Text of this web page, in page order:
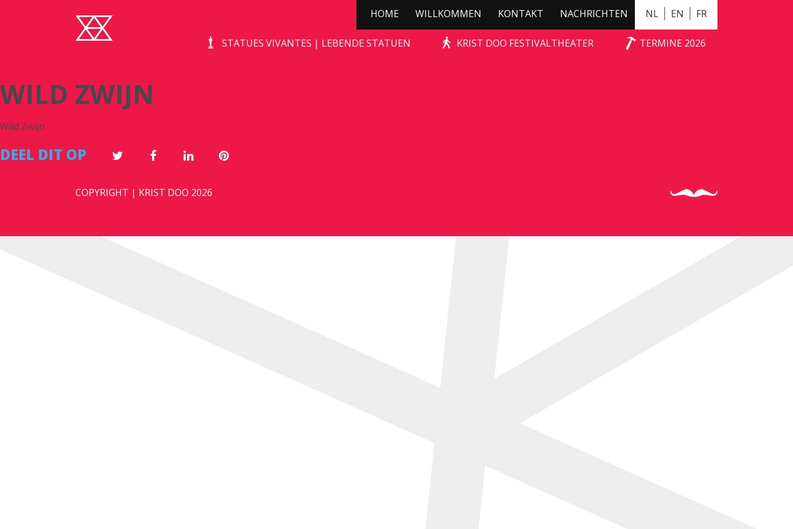
NL EN FR
HOME WILLKOMMEN KONTAKT NACHRICHTEN
STATUES VIVANTES | LEBENDE STATUEN KRIST DOO FESTIVALTHEATER TERMINE 2026
WILD ZWIJN
WILD ZWIJN
Wild Zwijn
DEEL DIT OP
COPYRIGHT | KRIST DOO 2026